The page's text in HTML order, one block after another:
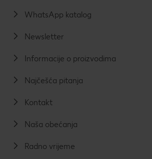
WhatsApp katalog
Newsletter
Informacije o proizvodima
Najčešća pitanja
Kontakt
Naša obećanja
Radno vrijeme